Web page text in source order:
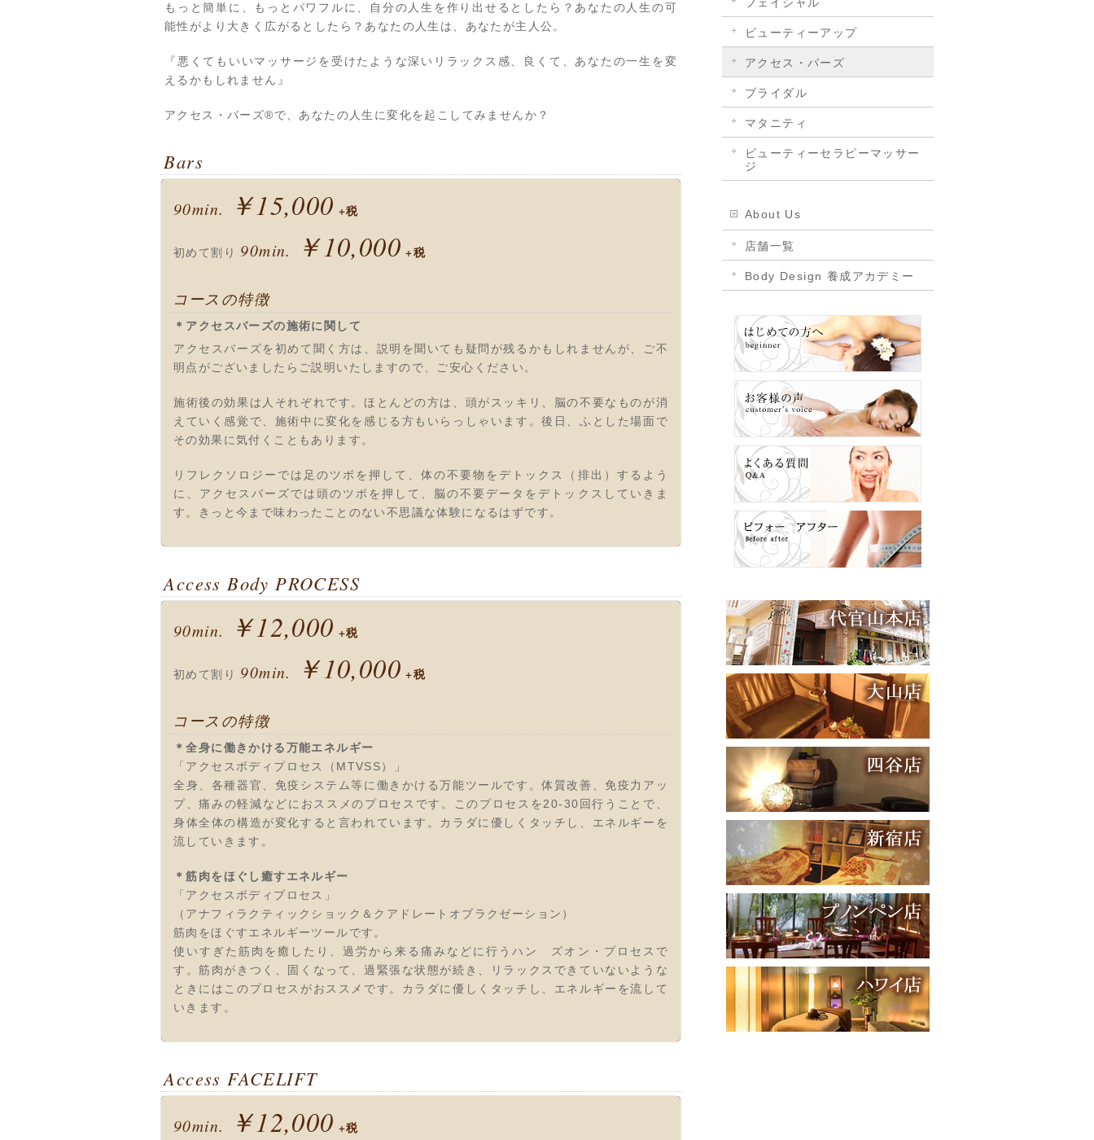
もっと簡単に、もっとパワフルに、自分の人生を作り出せるとしたら？あなたの人生の可
能性がより大きく広がるとしたら？あなたの人生は、あなたが主人公。
『悪くてもいいマッサージを受けたような深いリラックス感、良くて、あなたの一生を変
えるかもしれません』
アクセス・バーズ®で、あなたの人生に変化を起こしてみませんか？
Bars
90min. ￥15,000 +税
初めて割り 90min. ￥10,000 +税
コースの特徴
＊アクセスバーズの施術に関して
アクセスバーズを初めて聞く方は、説明を聞いても疑問が残るかもしれませんが、ご不
明点がございましたらご説明いたしますので、ご安心ください。
施術後の効果は人それぞれです。ほとんどの方は、頭がスッキリ、脳の不要なものが消
えていく感覚で、施術中に変化を感じる方もいらっしゃいます。後日、ふとした場面で
その効果に気付くこともあります。
リフレクソロジーでは足のツボを押して、体の不要物をデトックス（排出）するよう
に、アクセスバーズでは頭のツボを押して、脳の不要データをデトックスしていきま
す。きっと今まで味わったことのない不思議な体験になるはずです。
Access Body PROCESS
90min. ￥12,000 +税
初めて割り 90min. ￥10,000 +税
コースの特徴
＊全身に働きかける万能エネルギー
「アクセスボディプロセス（MTVSS）」
全身、各種器官、免疫システム等に働きかける万能ツールです。体質改善、免疫力アッ
プ、痛みの軽減などにおススメのプロセスです。このプロセスを20-30回行うことで、
身体全体の構造が変化すると言われています。カラダに優しくタッチし、エネルギーを
流していきます。
＊筋肉をほぐし癒すエネルギー
「アクセスボディプロセス」
（アナフィラクティックショック＆クアドレートオブラクゼーション）
筋肉をほぐすエネルギーツールです。
使いすぎた筋肉を癒したり、過労から来る痛みなどに行うハン ズオン・プロセスで
す。筋肉がきつく、固くなって、過緊張な状態が続き、リラックスできていないような
ときにはこのプロセスがおススメです。カラダに優しくタッチし、エネルギーを流して
いきます。
Access FACELIFT
90min. ￥12,000 +税
ビューティーアップ
アクセス・バーズ
ブライダル
マタニティ
ビューティーセラピーマッサー
ジ
About Us
店舗一覧
Body Design 養成アカデミー